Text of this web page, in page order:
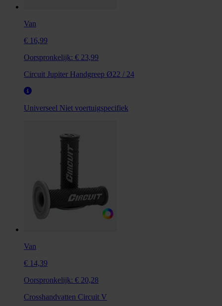
Van
€ 16,99
Oorspronkelijk: € 23,99
Circuit Jupiter Handgreep Ø22 / 24
Universeel Niet voertuigspecifiek
Van
€ 14,39
Oorspronkelijk: € 20,28
Crosshandvatten Circuit V